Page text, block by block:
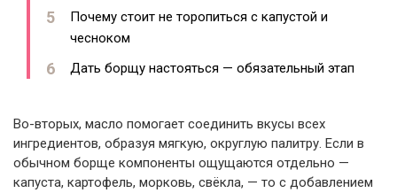
Почему стоит не торопиться с капустой и
чесноком
Дать борщу настояться — обязательный этап
Во-вторых, масло помогает соединить вкусы всех
ингредиентов, образуя мягкую, округлую палитру. Если в
обычном борще компоненты ощущаются отдельно —
капуста, картофель, морковь, свёкла, — то с добавлением